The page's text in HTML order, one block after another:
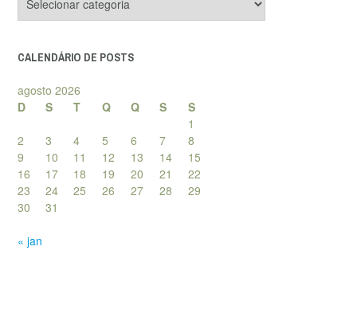
de
CALENDÁRIO DE POSTS
agosto 2026
D
S T Q Q S
S
1
2
3 4 5 6 7
8
9
10 11 12 13 14
15
16
17 18 19 20 21
22
23
24 25 26 27 28
29
30
31
« jan